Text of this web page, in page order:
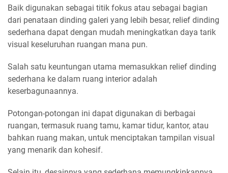
Baik digunakan sebagai titik fokus atau sebagai bagian
dari penataan dinding galeri yang lebih besar, relief dinding
sederhana dapat dengan mudah meningkatkan daya tarik
visual keseluruhan ruangan mana pun.
Salah satu keuntungan utama memasukkan relief dinding
sederhana ke dalam ruang interior adalah
keserbagunaannya.
Potongan-potongan ini dapat digunakan di berbagai
ruangan, termasuk ruang tamu, kamar tidur, kantor, atau
bahkan ruang makan, untuk menciptakan tampilan visual
yang menarik dan kohesif.